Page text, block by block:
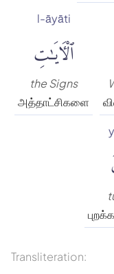
l-āyāti
ٱلْءَايَٰتِ
the Signs
அத்தாட்சிகளை
Transliteration: